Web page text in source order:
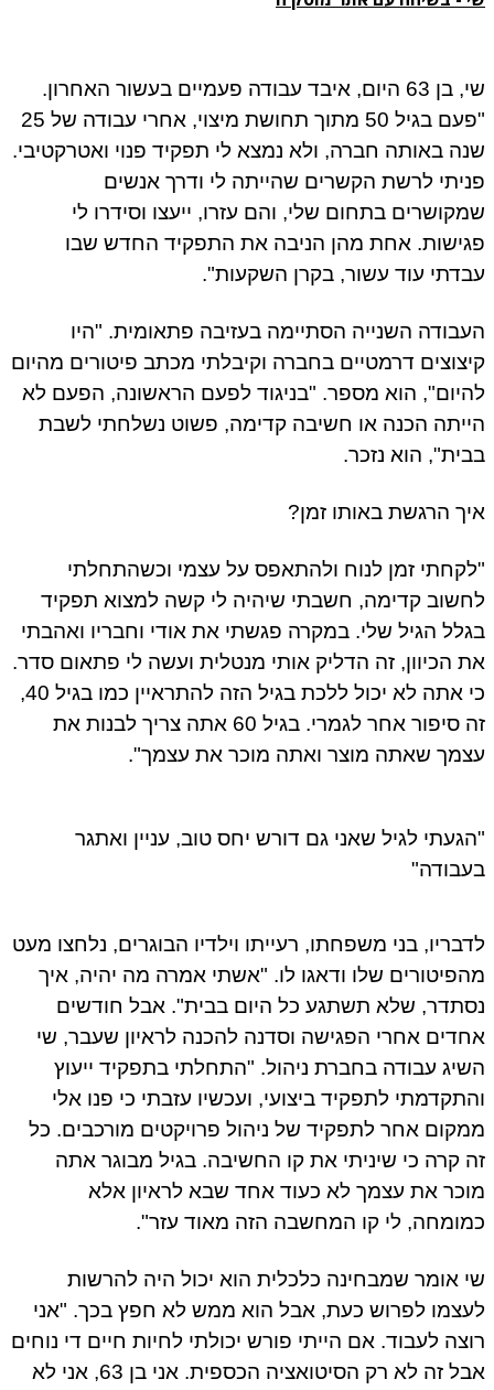
שי, בן 63 היום, איבד עבודה פעמיים בעשור האחרון.
"פעם בגיל 50 מתוך תחושת מיצוי, אחרי עבודה של 25
באותה חברה, ולא נמצא לי תפקיד פנוי ואטרקטיבי.
לרשת הקשרים שהייתה לי ודרך אנשים
בתחום שלי, והם עזרו, ייעצו וסידרו לי
אחת מהן הניבה את התפקיד החדש שבו
עוד עשור, בקרן השקעות".
השנייה הסתיימה בעזיבה פתאומית. "היו
דרמטיים בחברה וקיבלתי מכתב פיטורים מהיום
הוא מספר. "בניגוד לפעם הראשונה, הפעם לא
הכנה או חשיבה קדימה, פשוט נשלחתי לשבת
הוא נזכר.
הרגשת באותו זמן?
זמן לנוח ולהתאפס על עצמי וכשהתחלתי
קדימה, חשבתי שיהיה לי קשה למצוא תפקיד
הגיל שלי. במקרה פגשתי את אודי וחבריו ואהבתי
הכיוון, זה הדליק אותי מנטלית ועשה לי פתאום סדר.
כי אתה לא יכול ללכת בגיל הזה להתראיין כמו בגיל 40,
זה סיפור אחר לגמרי. בגיל 60 אתה צריך לבנות את
שאתה מוצר ואתה מוכר את עצמך".
לגיל שאני גם דורש יחס טוב, עניין ואתגר
בני משפחתו, רעייתו וילדיו הבוגרים, נלחצו מעט
שלו ודאגו לו. "אשתי אמרה מה יהיה, איך
שלא תשתגע כל היום בבית". אבל חודשים
אחרי הפגישה וסדנה להכנה לראיון שעבר, שי
עבודה בחברת ניהול. "התחלתי בתפקיד ייעוץ
לתפקיד ביצועי, ועכשיו עזבתי כי פנו אלי
אחר לתפקיד של ניהול פרויקטים מורכבים. כל
קרה כי שיניתי את קו החשיבה. בגיל מבוגר אתה
את עצמך לא כעוד אחד שבא לראיון אלא
לי קו המחשבה הזה מאוד עזר".
אומר שמבחינה כלכלית הוא יכול היה להרשות
לפרוש כעת, אבל הוא ממש לא חפץ בכך. "אני
לעבוד. אם הייתי פורש יכולתי לחיות חיים די נוחים
אבל זה לא רק הסיטואציה הכספית. אני בן 63, אני לא